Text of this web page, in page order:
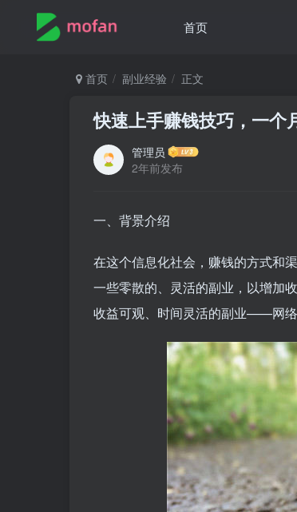
首页
首页 副业经验 正文
快速上手赚钱技巧，一个
管理员
2年前发布
一、背景介绍
在这个信息化社会，赚钱的方式和
一些零散的、灵活的副业，以增加
收益可观、时间灵活的副业——网络